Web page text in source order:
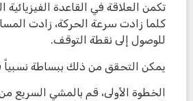
تكمن العلاقة في القاعدة الفيزيائية
كلما زادت سرعة الحركة، زادت
للوصول إلى نقطة التوقف.
يمكن التحقق من ذلك ببساطة
الخطوة الأولى، قم بالمشي السريع